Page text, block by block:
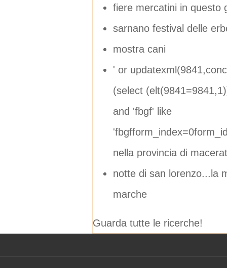
fiere mercatini in questo
sarnano festival delle
mostra cani
' or
(select
and 'fbgf' like
nella provincia di
notte di san lorenzo...la
marche
Guarda tutte le ricerche!